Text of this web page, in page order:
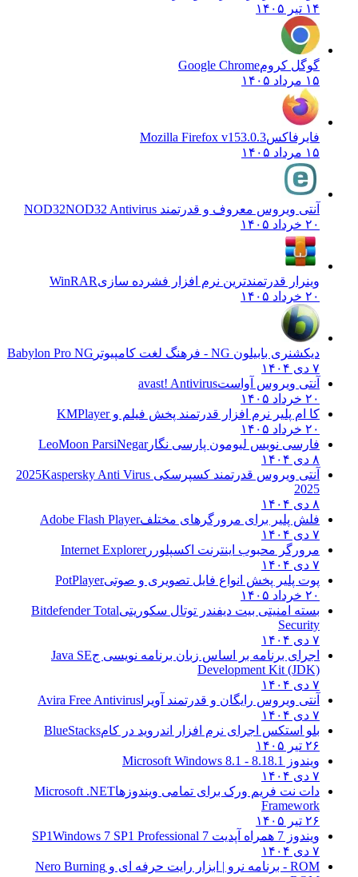
۱۴ تیر ۱۴۰۵
گوگل کرومGoogle Chrome
۱۵ مرداد ۱۴۰۵
فایرفاکسMozilla Firefox v153.0.3
۱۵ مرداد ۱۴۰۵
آنتی ویروس معروف و قدرتمند NOD32 NOD32 Antivirus
۲۰ خرداد ۱۴۰۵
وینرار قدرتمندترین نرم افزار فشرده سازیWinRAR
۲۰ خرداد ۱۴۰۵
دیکشنری بابیلون NG - فرهنگ لغت کامپیوتر
Babylon Pro NG
۷ دی ۱۴۰۴
آنتی ویروس آواستavast! Antivirus
۲۰ خرداد ۱۴۰۵
کا ام پلیر نرم افزار قدرتمند پخش فیلم وKMPlayer
۲۰ خرداد ۱۴۰۵
فارسی نویس لیومون پارسی نگارLeoMoon ParsiNegar
۸ دی ۱۴۰۴
آنتی ویروس قدرتمند کسپرسکی 2025 Kaspersky Anti Virus
2025
۸ دی ۱۴۰۴
فلش پلیر برای مرورگرهای مختلفAdobe Flash Player
۷ دی ۱۴۰۴
مرورگر محبوب اینترنت اکسپلوررInternet Explorer
۷ دی ۱۴۰۴
پوت پلیر پخش انواع فایل تصویری و صوتیPotPlayer
۲۰ خرداد ۱۴۰۵
بسته امنیتی بیت دیفندر توتال سکوریتیBitdefender Total
Security
۷ دی ۱۴۰۴
اجرای برنامه بر اساس زبان برنامه نویسی جJava SE
Development Kit (JDK)
۷ دی ۱۴۰۴
آنتی ویروس رایگان و قدرتمند آویرا Avira Free Antivirus
۷ دی ۱۴۰۴
بلو استکس اجرای نرم افزار اندروید در کامBlueStacks
۲۶ تیر ۱۴۰۵
ویندوز 8.1
8.1 - Microsoft Windows 8.1
۷ دی ۱۴۰۴
دات نت فریم ورک برای تمامی ویندوزهاMicrosoft .NET
Framework
۲۶ تیر ۱۴۰۵
ویندوز 7 همراه آپدیت 7 SP1
Windows 7 SP1 Professional
۷ دی ۱۴۰۴
ROM - برنامه نرو | ابزار رایت حرفه ای و
Nero Burning